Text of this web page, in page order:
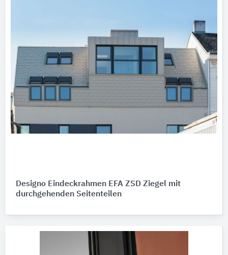
Designo Eindeckrahmen EFA ZSD Ziegel mit
durchgehenden Seitenteilen